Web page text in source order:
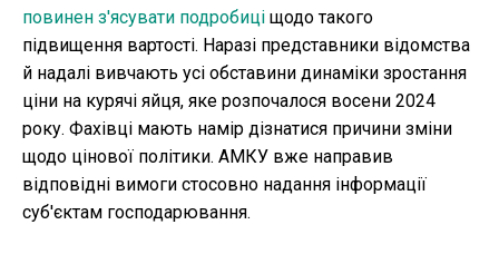
повинен з'ясувати подробиці щодо такого
підвищення вартості. Наразі представники відомства
й надалі вивчають усі обставини динаміки зростання
ціни на курячі яйця, яке розпочалося восени 2024
року. Фахівці мають намір дізнатися причини зміни
щодо цінової політики. АМКУ вже направив
відповідні вимоги стосовно надання інформації
суб'єктам господарювання.